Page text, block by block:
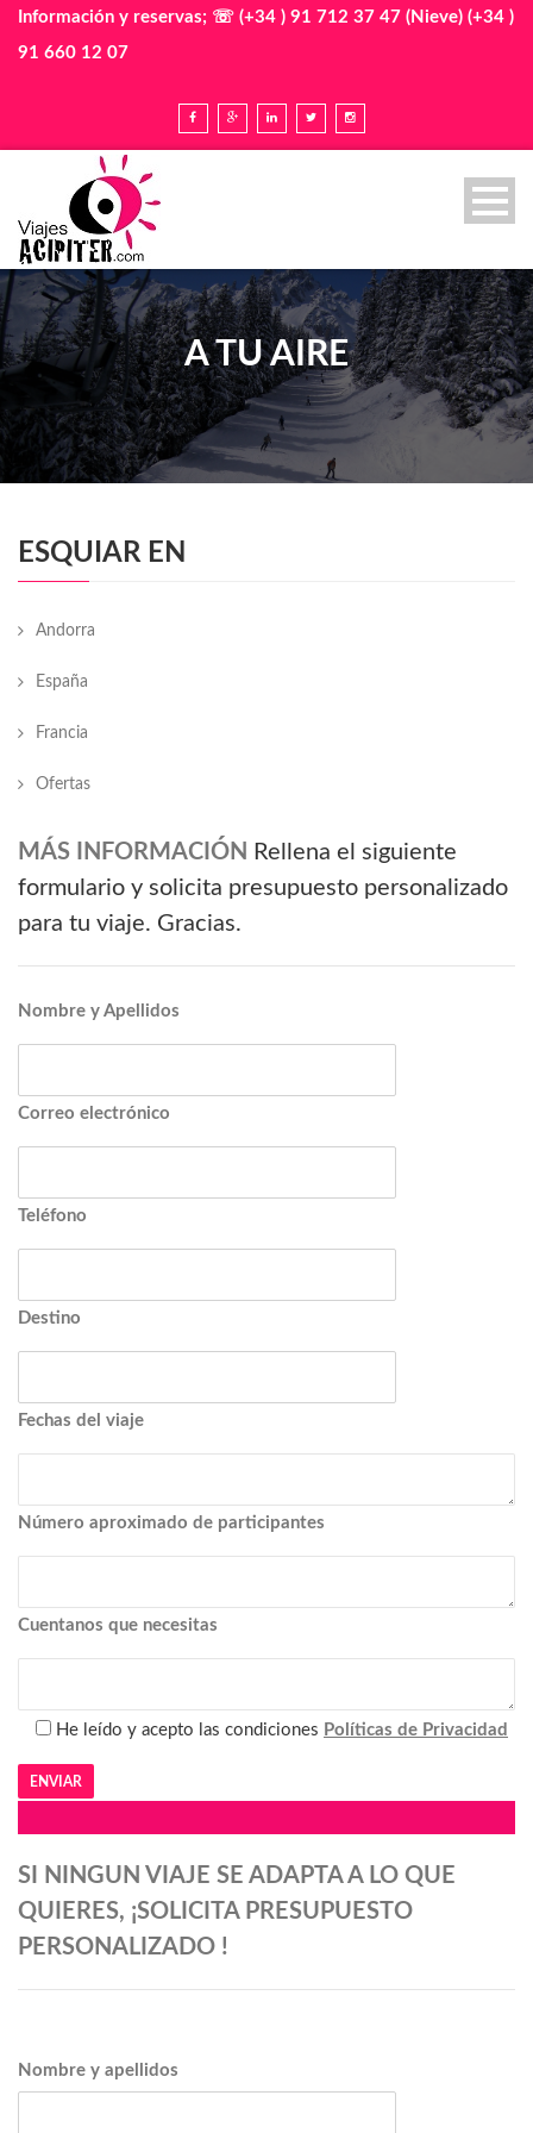
Información y reservas; ☏ (+34 ) 91 712 37 47 (Nieve) (+34 )
91 660 12 07
A TU AIRE
ESQUIAR EN
Andorra
España
Francia
Ofertas
MÁS INFORMACIÓN Rellena el siguiente
formulario y solicita presupuesto personalizado
para tu viaje. Gracias.
Nombre y Apellidos
Correo electrónico
Teléfono
Destino
Fechas del viaje
Número aproximado de participantes
Cuentanos que necesitas
He leído y acepto las condiciones Políticas de Privacidad
Alternative:
SI NINGUN VIAJE SE ADAPTA A LO QUE
QUIERES, ¡SOLICITA PRESUPUESTO
PERSONALIZADO !
Nombre y apellidos